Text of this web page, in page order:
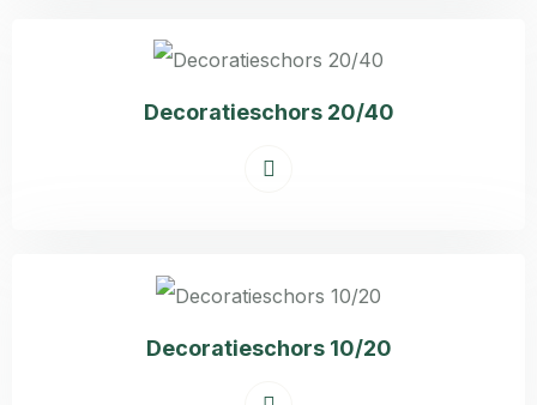
Decoratieschors 20/40
Decoratieschors 10/20